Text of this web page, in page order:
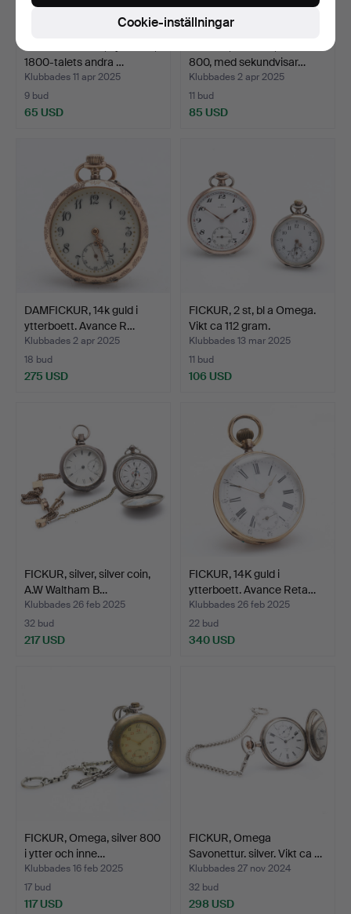
1800-talets andra …
Klubbades 11 apr 2025
9 bud
65 USD
800, med sekundvisar…
Klubbades 2 apr 2025
11 bud
85 USD
DAMFICKUR, 14k guld i
ytterboett. Avance R…
Klubbades 2 apr 2025
18 bud
275 USD
FICKUR, 2 st, bl a Omega.
Vikt ca 112 gram.
Klubbades 13 mar 2025
11 bud
106 USD
FICKUR, silver, silver coin,
A.W Waltham B…
Klubbades 26 feb 2025
32 bud
217 USD
FICKUR, 14K guld i
ytterboett. Avance Reta…
Klubbades 26 feb 2025
22 bud
340 USD
FICKUR, Omega, silver 800
i ytter och inne…
Klubbades 16 feb 2025
17 bud
117 USD
FICKUR, Omega
Savonettur. silver. Vikt ca …
Klubbades 27 nov 2024
32 bud
298 USD
Cookie-inställningar